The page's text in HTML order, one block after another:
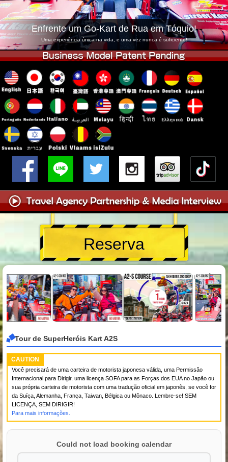
Tokyo Shibuya Annex Tokyo Bay
Tokyo Asakusa Osaka
Okinawa
Enfrente um Go-Kart de Rua em Tóquio!
Uma experiência única na vida, e uma vez nunca é suficiente!
Reserva
Tour de SuperHeróis Kart A2S
CAUTION
Você precisará de uma carteira de motorista japonesa válida, uma Permissão
Internacional para Dirigir, uma licença SOFA para as Forças dos EUA no Japão ou
sua própria carteira de motorista com uma tradução oficial em japonês, se você for
da Suíça, Alemanha, França, Taiwan, Bélgica ou Mônaco. Lembre-se! SEM
LICENÇA, SEM DIRIGIR!
Para mais informações.
Could not load booking calendar